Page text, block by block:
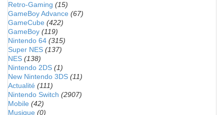
Retro-Gaming (15)
GameBoy Advance (67)
GameCube (422)
GameBoy (119)
Nintendo 64 (315)
Super NES (137)
NES (138)
Nintendo 2DS (1)
New Nintendo 3DS (11)
Actualité (111)
Nintendo Switch (2907)
Mobile (42)
Musique (0)